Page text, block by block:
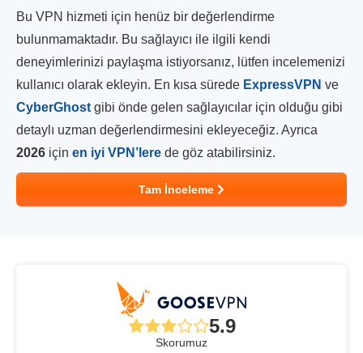
Bu VPN hizmeti için henüz bir değerlendirme
bulunmamaktadır. Bu sağlayıcı ile ilgili kendi
deneyimlerinizi paylaşma istiyorsanız, lütfen incelemenizi
kullanıcı olarak ekleyin. En kısa sürede ExpressVPN ve
CyberGhost gibi önde gelen sağlayıcılar için olduğu gibi
detaylı uzman değerlendirmesini ekleyeceğiz. Ayrıca
2026 için en iyi VPN’lere de göz atabilirsiniz.
Tam İnceleme
5.9
Skorumuz